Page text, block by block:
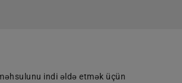
indi əldə etmək üçün